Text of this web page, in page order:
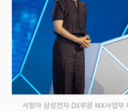
서정아 삼성전자 DX부문 MX사업